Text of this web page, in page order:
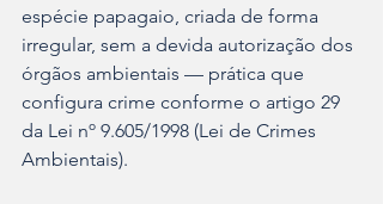
espécie papagaio, criada de forma
irregular, sem a devida autorização dos
órgãos ambientais — prática que
configura crime conforme o artigo 29
da Lei nº 9.605/1998 (Lei de Crimes
Ambientais).